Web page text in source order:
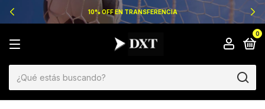
10% OFF EN TRANSFERENCIA
0